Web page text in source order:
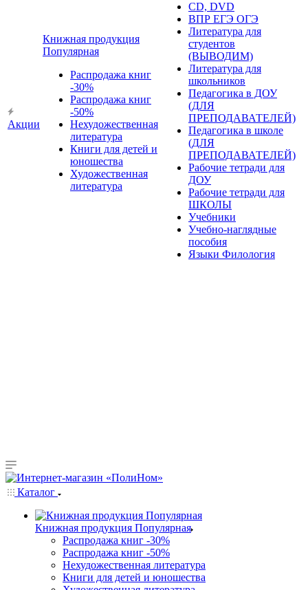
Акции
Книжная продукция
Популярная
Распродажа книг
-30%
Распродажа книг
-50%
Нехудожественная
литература
Книги для детей и
юношества
Художественная
литература
CD, DVD
ВПР ЕГЭ ОГЭ
Литература для
студентов
(ВЫВОДИМ)
Литература для
школьников
Педагогика в ДОУ
(ДЛЯ
ПРЕПОДАВАТЕЛЕЙ)
Педагогика в школе
(ДЛЯ
ПРЕПОДАВАТЕЛЕЙ)
Рабочие тетради для
ДОУ
Рабочие тетради для
ШКОЛЫ
Учебники
Учебно-наглядные
пособия
Языки Филология
Каталог
Книжная продукция Популярная
Распродажа книг -30%
Распродажа книг -50%
Нехудожественная литература
Книги для детей и юношества